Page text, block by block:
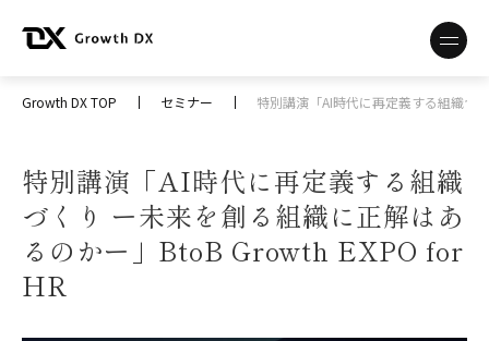
Growth DX TOP セミナー 特別講演「AI時代に再定義する組織づ
特別講演「AI時代に再定義する組織
づくり ー未来を創る組織に正解はあ
るのかー」BtoB Growth EXPO for
HR